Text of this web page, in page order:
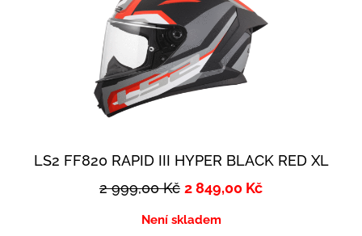
LS2 FF820 RAPID III HYPER BLACK RED XL
2 999,00Kč 2 849,00 Kč
Není skladem